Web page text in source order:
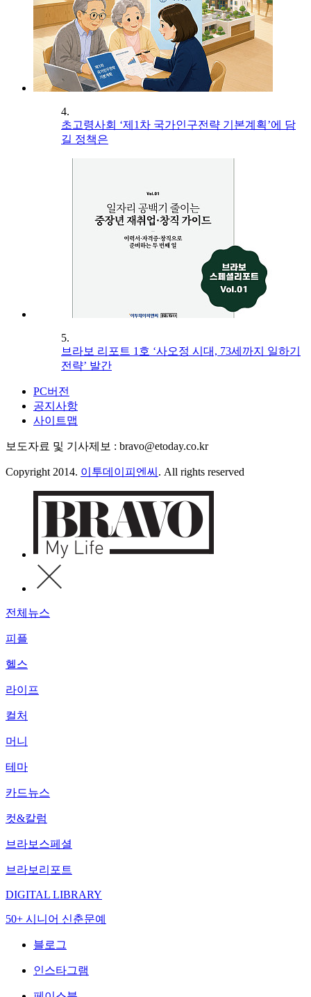
4.
초고령사회 ‘제1차 국가인구전략 기본계획’에 담
길 정책은
5.
브라보 리포트 1호 ‘사오정 시대, 73세까지 일하기
전략’ 발간
PC버전
공지사항
사이트맵
보도자료 및 기사제보 : bravo@etoday.co.kr
Copyright 2014. 이투데이피엔씨 . All rights reserved
전체뉴스
피플
헬스
라이프
컬처
머니
테마
카드뉴스
컷&칼럼
브라보스페셜
브라보리포트
DIGITAL LIBRARY
50+ 시니어 신춘문예
블로그
인스타그램